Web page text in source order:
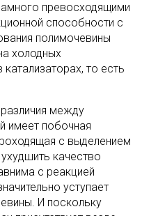
превосходящими
способности с
полимочевины
холодных
то есть
между
имеет побочная
с выделением
качество
с реакцией
уступает
И поскольку